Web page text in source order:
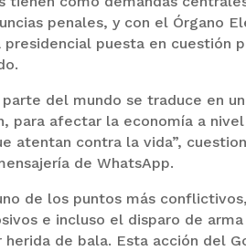
penales, y con el Órgano
presidencial puesta en cuestión
del mundo se traduce en
para afectar la economía a
atentan contra la vida”,
de WhatsApp.
de los puntos más
e incluso el disparo de
de bala. Esta acción del